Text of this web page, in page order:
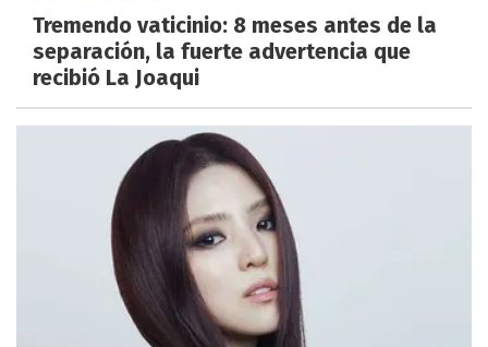
Tremendo vaticinio: 8 meses antes de la
separación, la fuerte advertencia que
recibió La Joaqui